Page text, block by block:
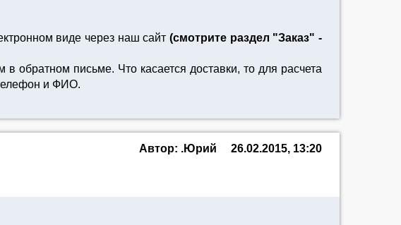
виде через наш сайт (смотрите раздел "Заказ" -
письме. Что касается доставки, то для расчета
и ФИО.
Автор: .Юрий 26.02.2015, 13:20